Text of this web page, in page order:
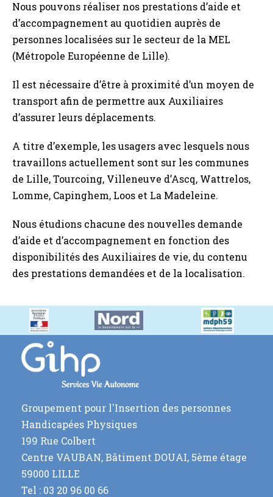
Nous pouvons réaliser nos prestations d’aide et
d’accompagnement au quotidien auprès de
personnes localisées sur le secteur de la MEL
(Métropole Européenne de Lille).
Il est nécessaire d’être à proximité d’un moyen de
transport afin de permettre aux Auxiliaires
d’assurer leurs déplacements.
A titre d’exemple, les usagers avec lesquels nous
travaillons actuellement sont sur les communes
de Lille, Tourcoing, Villeneuve d’Ascq, Wattrelos,
Lomme, Capinghem, Loos et La Madeleine.
Nous étudions chacune des nouvelles demande
d’aide et d’accompagnement en fonction des
disponibilités des Auxiliaires de vie, du contenu
des prestations demandées et de la localisation.
Groupement pour l'Insertion des personnes
Handicapées Physiques
199 Rue Colbert
Centre VAUBAN, Bâtiment DOUAI, 5ème étage
59000 LILLE
Tel : 03 20 96 00 66